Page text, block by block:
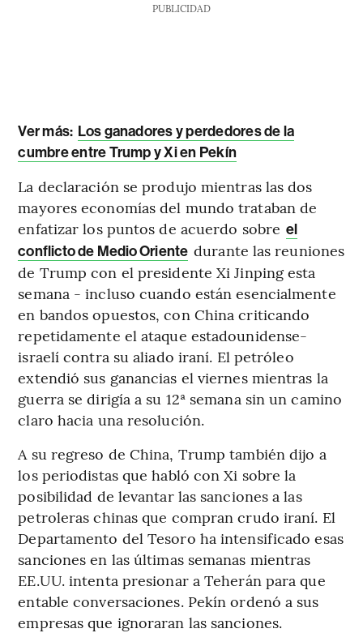
PUBLICIDAD
Ver más: Los ganadores y perdedores de la
cumbre entre Trump y Xi en Pekín
La declaración se produjo mientras las dos
mayores economías del mundo trataban de
enfatizar los puntos de acuerdo sobre el
conflicto de Medio Oriente durante las reuniones
de Trump con el presidente Xi Jinping esta
semana - incluso cuando están esencialmente
en bandos opuestos, con China criticando
repetidamente el ataque estadounidense-
israelí contra su aliado iraní. El petróleo
extendió sus ganancias el viernes mientras la
guerra se dirigía a su 12ª semana sin un camino
claro hacia una resolución.
A su regreso de China, Trump también dijo a
los periodistas que habló con Xi sobre la
posibilidad de levantar las sanciones a las
petroleras chinas que compran crudo iraní. El
Departamento del Tesoro ha intensificado esas
sanciones en las últimas semanas mientras
EE.UU. intenta presionar a Teherán para que
entable conversaciones. Pekín ordenó a sus
empresas que ignoraran las sanciones.